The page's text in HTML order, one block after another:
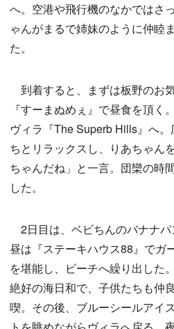
へ。空港や飛行機のなかではさ
ゃんがまるで姉妹のように仲睦
た。
到着すると、まずは板野のお
『すーまぬめぇ』で昼食を頂く
ヴィラ『The Superb Hills』へ
ちとリラックスし、りあちゃん
ちゃんだね」と一言。団欒の時
した。
2日目は、ベビちんのバナナ
昼は『ステーキハウス88』でガ
を堪能し、ビーチへ繰り出した
絶好の海日和で、子供たちも仲
喫。その後、ブルーシールアイ